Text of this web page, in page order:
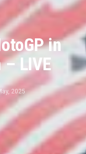
in
LIVE
2025